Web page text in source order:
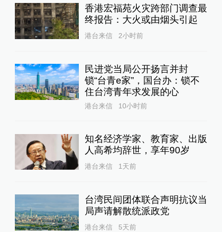
香港宏福苑火灾跨部门调查最
终报告：大火或由烟头引起
港台来信 2小时前
民进党当局公开扬言并封
锁“台青e家”，国台办：锁不
住台湾青年求发展的心
港台来信 10小时前
知名经济学家、教育家、出版
人高希均辞世，享年90岁
港台来信 1天前
台湾民间团体联合声明抗议当
局声请解散统派政党
港台来信 5天前